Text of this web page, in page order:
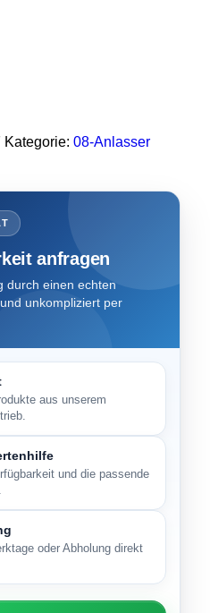
Kategorie: 08-Anlasser
anfragen
durch einen echten
unkompliziert per
aus unserem
und die passende
oder Abholung direkt